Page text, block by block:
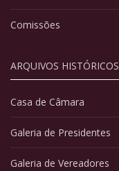
Comissões
ARQUIVOS HISTÓRICOS
Casa de Câmara
Galeria de Presidentes
Galeria de Vereadores